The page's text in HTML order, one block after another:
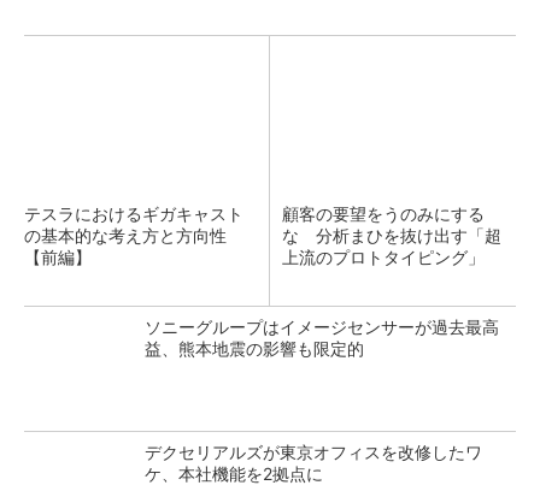
テスラにおけるギガキャスト
の基本的な考え方と方向性
【前編】
顧客の要望をうのみにする
な 分析まひを抜け出す「超
上流のプロトタイピング」
ソニーグループはイメージセンサーが過去最高
益、熊本地震の影響も限定的
デクセリアルズが東京オフィスを改修したワ
ケ、本社機能を2拠点に